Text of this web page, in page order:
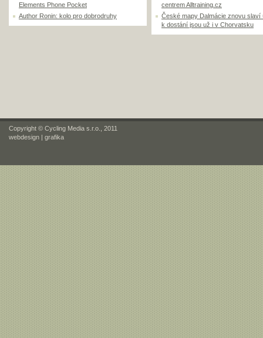
Elements Phone Pocket
Author Ronin: kolo pro dobrodruhy
centrem Alltraining.cz
České mapy Dalmácie znovu slaví
k dostání jsou už i v Chorvatsku
Copyright © Cycling Media s.r.o., 2011
webdesign | grafika